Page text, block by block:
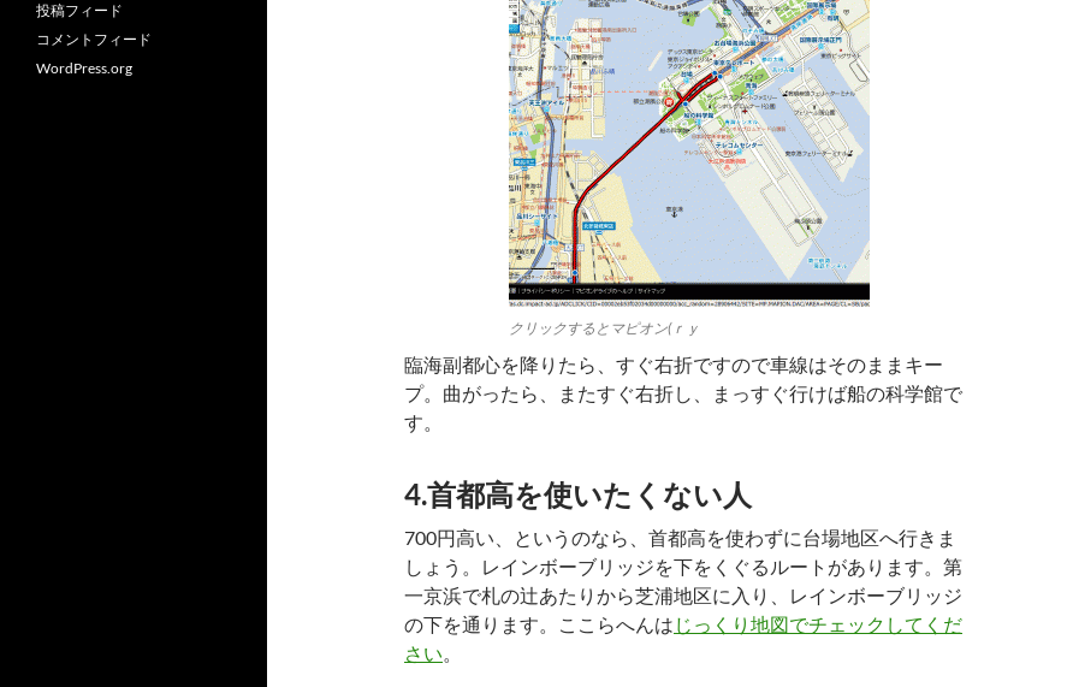
クリックするとマピオン(ｒｙ
臨海副都心を降りたら、すぐ右折ですので車線はそのままキー
プ。曲がったら、またすぐ右折し、まっすぐ行けば船の科学館で
す。
4.首都高を使いたくない人
700円高い、というのなら、首都高を使わずに台場地区へ行きま
しょう。レインボーブリッジを下をくぐるルートがあります。第
一京浜で札の辻あたりから芝浦地区に入り、レインボーブリッジ
の下を通ります。ここらへんは じっくり地図でチェックしてくだ
さい。
投稿フィード
コメントフィード
WordPress.org